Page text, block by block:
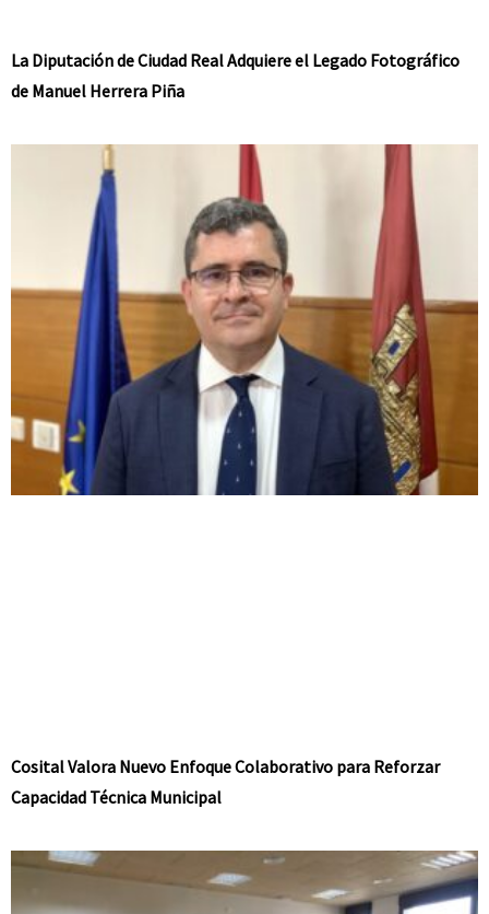
La Diputación de Ciudad Real Adquiere el Legado Fotográfico
de Manuel Herrera Piña
Cosital Valora Nuevo Enfoque Colaborativo para Reforzar
Capacidad Técnica Municipal